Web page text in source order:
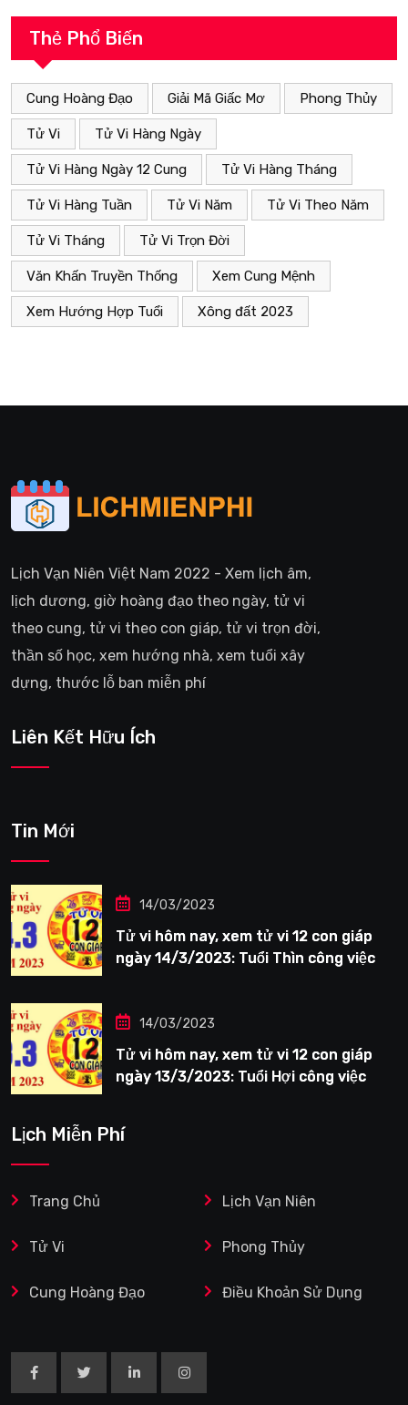
Thẻ Phổ Biến
Cung Hoàng Đạo Giải Mã Giấc Mơ Phong Thủy
Tử Vi Tử Vi Hàng Ngày
Tử Vi Hàng Ngày 12 Cung Tử Vi Hàng Tháng
Tử Vi Hàng Tuần Tử Vi Năm Tử Vi Theo Năm
Tử Vi Tháng Tử Vi Trọn Đời
Văn Khấn Truyền Thống Xem Cung Mệnh
Xem Hướng Hợp Tuổi Xông đất 2023
Lịch Vạn Niên Việt Nam 2022 - Xem lịch âm,
lịch dương, giờ hoàng đạo theo ngày, tử vi
theo cung, tử vi theo con giáp, tử vi trọn đời,
thần số học, xem hướng nhà, xem tuổi xây
dựng, thước lỗ ban miễn phí
Liên Kết Hữu Ích
Tin Mới
14/03/2023
Tử vi hôm nay, xem tử vi 12 con giáp
ngày 14/3/2023: Tuổi Thìn công việc
14/03/2023
Tử vi hôm nay, xem tử vi 12 con giáp
ngày 13/3/2023: Tuổi Hợi công việc
Lịch Miễn Phí
Trang Chủ Lịch Vạn Niên
Tử Vi Phong Thủy
Cung Hoàng Đạo Điều Khoản Sử Dụng